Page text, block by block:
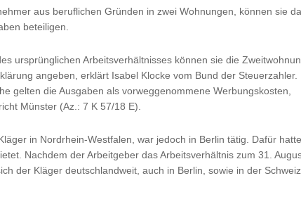
aus beruflichen Gründen in zwei Wohnungen, können sie
beteiligen.
ursprünglichen Arbeitsverhältnisses können sie die
angeben, erklärt Isabel Klocke vom Bund der Steuerzahler.
gelten die Ausgaben als vorweggenommene Werbungskosten,
Münster (Az.: 7 K 57/18 E).
in Nordrhein-Westfalen, war jedoch in Berlin tätig. Dafür
Nachdem der Arbeitgeber das Arbeitsverhältnis zum 31.
der Kläger deutschlandweit, auch in Berlin, sowie in der Schweiz.